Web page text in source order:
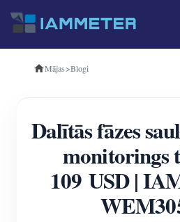
Produkti
Trīsfāzu Wi-Fi enerģijas
Trīsfāzu Wi-Fi enerģijas
Trīsfāzu Wi-Fi enerģijas
WiFi barošanas
Mājas>Blogi
Dalītās fāzes
monitorings
109 USD |